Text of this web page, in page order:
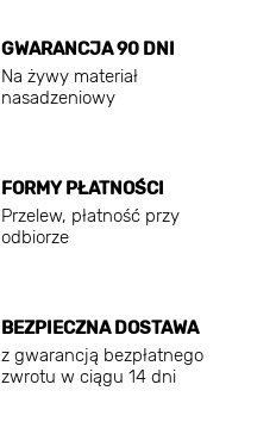
GWARANCJA 90 DNI
Na żywy materiał
nasadzeniowy
FORMY PŁATNOŚCI
Przelew, płatność przy
odbiorze
BEZPIECZNA DOSTAWA
z gwarancją bezpłatnego
zwrotu w ciągu 14 dni